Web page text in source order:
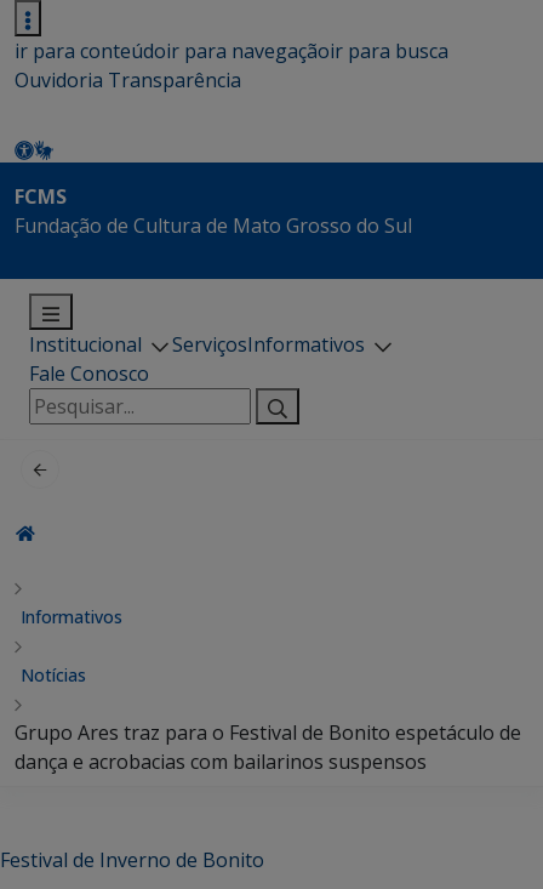
ir para conteúdoir para navegaçãoir para busca
Ouvidoria Transparência
FCMS
Fundação de Cultura de Mato Grosso do Sul
Institucional ServiçosInformativos
Fale Conosco
Pesquisar
por:
Informativos
Notícias
Grupo Ares traz para o Festival de Bonito espetáculo de
dança e acrobacias com bailarinos suspensos
Festival de Inverno de Bonito